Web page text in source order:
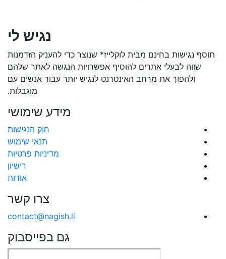
נגיש לי
תוסף נגישות בחינם מבית לוקלייז* שנוצר כדי להעניק הזדמנות
שווה לבעלי אתרים להוסיף אפשרויות הנגשה לאתר שלהם
ולהפוך את מרחב האינטרנט לנגיש יותר עבור אנשים עם
מוגבלות.
מידע שימושי
חוק הנגישות
תנאי שימוש
מדיניות פרטיות
רישיון
אודות
צרו קשר
contact@nagish.li
גם בפייסבוק